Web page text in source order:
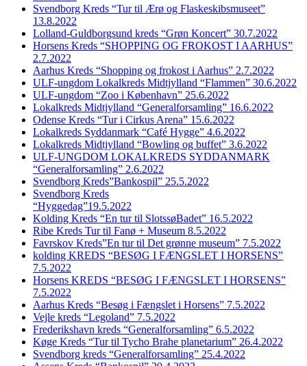
Svendborg Kreds “Tur til Ærø og Flaskeskibsmuseet”
13.8.2022
Lolland-Guldborgsund kreds “Grøn Koncert” 30.7.2022
Horsens Kreds “SHOPPING OG FROKOST I AARHUS”
2.7.2022
Aarhus Kreds “Shopping og frokost i Aarhus” 2.7.2022
ULF-ungdom Lokalkreds Midtjylland “Flammen” 30.6.2022
ULF-ungdom “Zoo i København” 25.6.2022
Lokalkreds Midtjylland “Generalforsamling” 16.6.2022
Odense Kreds “Tur i Cirkus Arena” 15.6.2022
Lokalkreds Syddanmark “Café Hygge” 4.6.2022
Lokalkreds Midtjylland “Bowling og buffet” 3.6.2022
ULF-UNGDOM LOKALKREDS SYDDANMARK
“Generalforsamling” 2.6.2022
Svendborg Kreds”Bankospil” 25.5.2022
Svendborg Kreds
“Hyggedag”19.5.2022
Kolding Kreds “En tur til SlotssøBadet” 16.5.2022
Ribe Kreds Tur til Fanø + Museum 8.5.2022
Favrskov Kreds”En tur til Det grønne museum” 7.5.2022
kolding KREDS “BESØG I FÆNGSLET I HORSENS”
7.5.2022
Horsens KREDS “BESØG I FÆNGSLET I HORSENS”
7.5.2022
Aarhus Kreds “Besøg i Fængslet i Horsens” 7.5.2022
Vejle kreds “Legoland” 7.5.2022
Frederikshavn kreds “Generalforsamling” 6.5.2022
Køge Kreds “Tur til Tycho Brahe planetarium” 26.4.2022
Svendborg kreds “Generalforsamling” 25.4.2022